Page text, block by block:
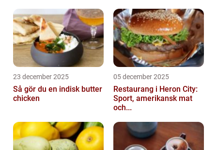
23 december 2025
Så gör du en indisk butter
chicken
05 december 2025
Restaurang i Heron City:
Sport, amerikansk mat
och...